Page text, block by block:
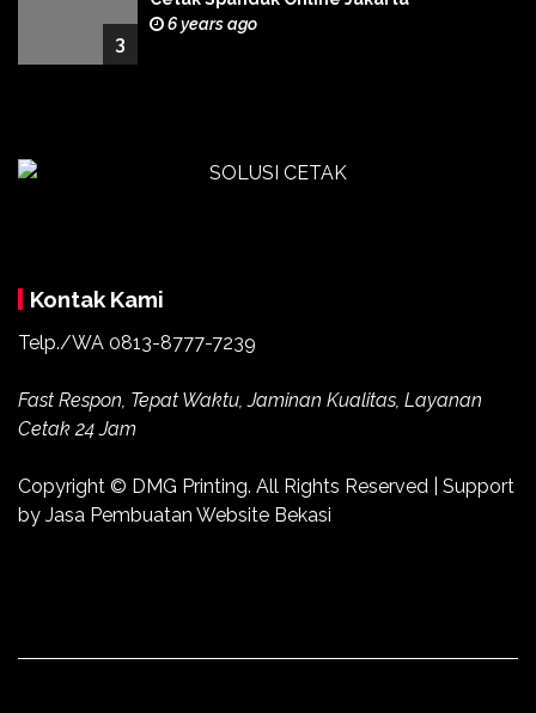
3
6 years ago
Kontak Kami
Telp./WA 0813-8777-7239
Fast Respon, Tepat Waktu, Jaminan Kualitas, Layanan
Cetak 24 Jam
Copyright © DMG Printing. All Rights Reserved | Support
by Jasa Pembuatan Website Bekasi